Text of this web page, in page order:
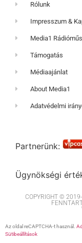
Rólunk
Impresszum &
Media1
Támogatás
Médiaajánlat
About Media1
Adatvédelmi
Partnerünk:
Ügynökségi
COPYRIGHT ©
Az oldal reCAPTCHA-t használ.
Sütibeállítások